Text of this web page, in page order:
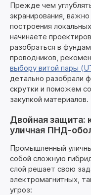
Прежде чем
экранирования,
построения
начинаете
разобраться в
проводников,
выбору витой пары
детально разобрали
скрутки и поможем
закупкой материалов.
Двойная защита:
уличная ПНД-
Промышленный
собой сложную
слой решает свою
электромагнитных,
угроз: